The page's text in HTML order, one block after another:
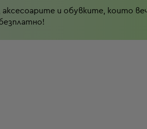
и обувките, които